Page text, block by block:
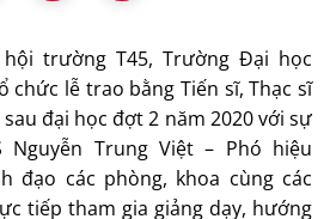
trường T45, Trường Đại học
chức lễ trao bằng Tiến sĩ, Thạc sĩ
đại học đợt 2 năm 2020 với sự
Nguyễn Trung Việt – Phó hiệu
đạo các phòng, khoa cùng các
tiếp tham gia giảng dạy, hướng